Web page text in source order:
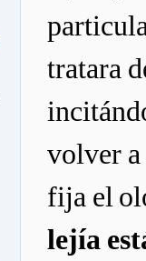
tratara
volver a
fija el
lejía